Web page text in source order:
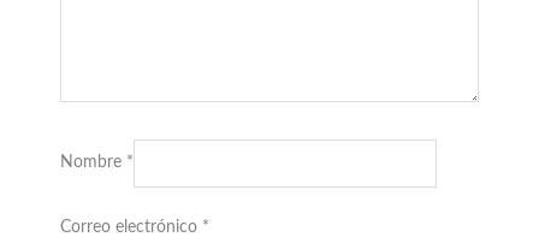
Nombre *
Correo electrónico *